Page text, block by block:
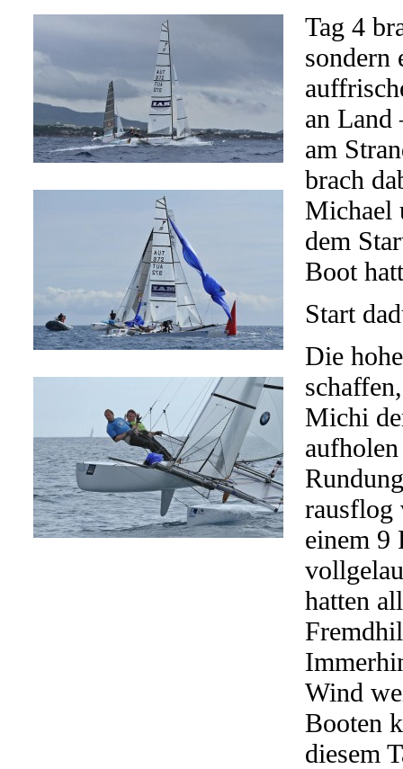
Tag 4
sondern
an Land
am
brach
Michael
dem
Boot
Start
Die
Michi
rausflog
einem 9
hatten
Wind
Booten
diesem